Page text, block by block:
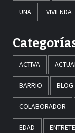
UNA VIVIENDA
ACTIVA
BARRIO BLOG
COLABORADOR
EDAD